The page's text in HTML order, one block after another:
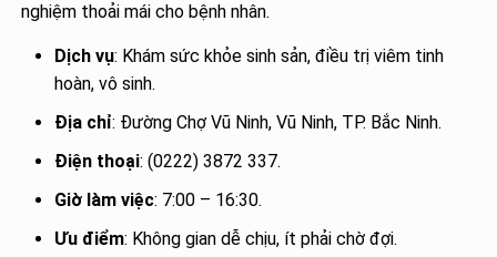
nghiệm thoải mái cho bệnh nhân.
Dịch vụ: Khám sức khỏe sinh sản, điều trị viêm tinh
hoàn, vô sinh.
Địa chỉ: Đường Chợ Vũ Ninh, Vũ Ninh, TP. Bắc Ninh.
Điện thoại: (0222) 3872 337.
Giờ làm việc: 7:00 – 16:30.
Ưu điểm: Không gian dễ chịu, ít phải chờ đợi.